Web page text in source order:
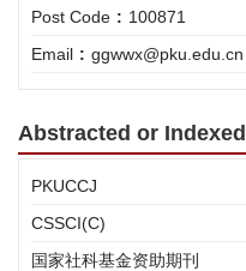
Post Code : 100871
Email : ggwwx@pku.edu.cn
Abstracted or Indexed
PKUCCJ
CSSCI(C)
国家社科基金资助期刊